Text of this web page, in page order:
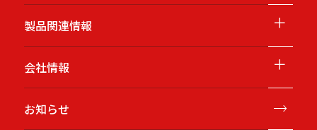
製品関連情報 ＋
会社情報 ＋
お知らせ